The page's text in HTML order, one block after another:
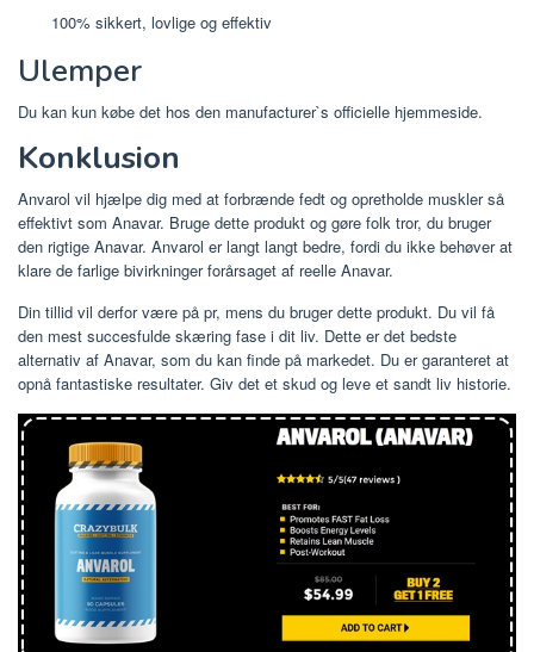
100% sikkert, lovlige og effektiv
Ulemper
Du kan kun købe det hos den manufacturer`s officielle hjemmeside.
Konklusion
Anvarol vil hjælpe dig med at forbrænde fedt og opretholde muskler så
effektivt som Anavar. Bruge dette produkt og gøre folk tror, ​​du bruger
den rigtige Anavar. Anvarol er langt langt bedre, fordi du ikke behøver at
klare de farlige bivirkninger forårsaget af reelle Anavar.
Din tillid vil derfor være på pr, mens du bruger dette produkt. Du vil få
den mest succesfulde skæring fase i dit liv. Dette er det bedste
alternativ af Anavar, som du kan finde på markedet. Du er garanteret at
opnå fantastiske resultater. Giv det et skud og leve et sandt liv historie.